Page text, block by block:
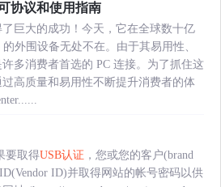
协议和使用指南
巨大的成功！今天，它在全球数十亿
外围设备无处不在。由于其易用性、
多消费者首选的 PC 连接。为了抓住这
高质量和易用性不断提升消费者的体
要取得USB认证 ，您或您的客户(brand
ID)并取得网站的帐号密码以供